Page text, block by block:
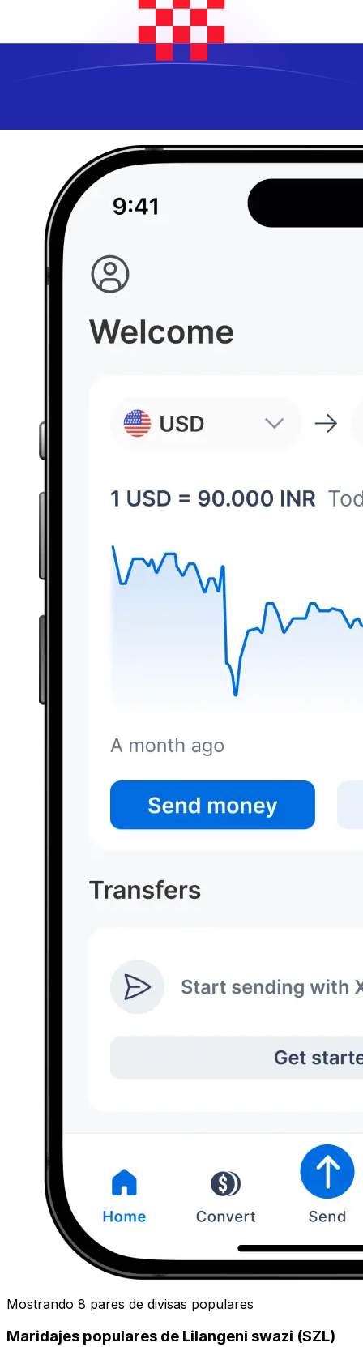
Mostrando 8 pares de divisas populares
Maridajes populares de Lilangeni swazi (SZL)